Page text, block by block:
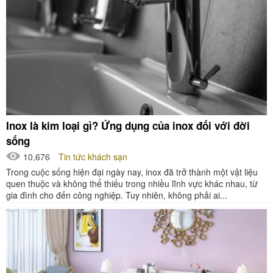
Inox là kim loại gì? Ứng dụng của inox đối với đời
sống
10,676
Tin tức khách sạn
Trong cuộc sống hiện đại ngày nay, inox đã trở thành một vật liệu
quen thuộc và không thể thiếu trong nhiều lĩnh vực khác nhau, từ
gia đình cho đến công nghiệp. Tuy nhiên, không phải ai...